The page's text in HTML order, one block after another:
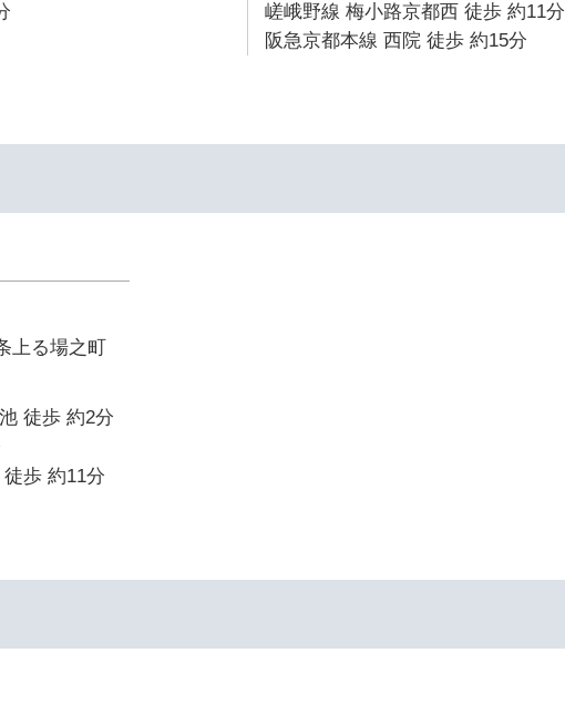
嵯峨野線 梅小路京都西 徒歩 約11分
阪急京都本線 西院 徒歩 約15分
上る場之町
徒歩 約2分
歩 約11分